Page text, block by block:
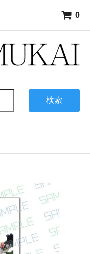
0
検索